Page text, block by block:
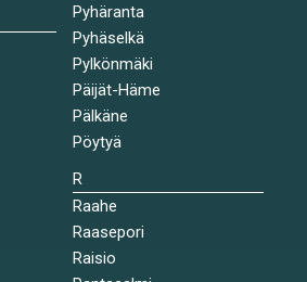
Pyhäranta
Pyhäselkä
Pylkönmäki
Päijät-Häme
Pälkäne
Pöytyä
R
Raahe
Raasepori
Raisio